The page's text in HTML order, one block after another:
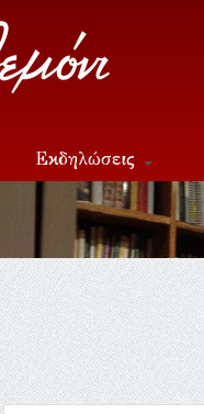
Εκδηλώσεις